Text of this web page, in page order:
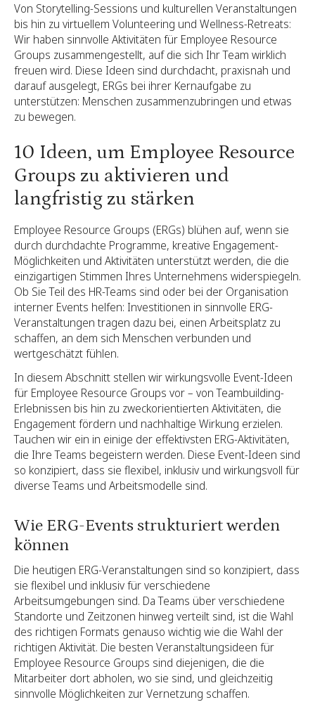
Von Storytelling-Sessions und kulturellen Veranstaltungen
bis hin zu virtuellem Volunteering und Wellness-Retreats:
Wir haben sinnvolle Aktivitäten für Employee Resource
Groups zusammengestellt, auf die sich Ihr Team wirklich
freuen wird. Diese Ideen sind durchdacht, praxisnah und
darauf ausgelegt, ERGs bei ihrer Kernaufgabe zu
unterstützen: Menschen zusammenzubringen und etwas
zu bewegen.
10 Ideen, um Employee Resource
Groups zu aktivieren und
langfristig zu stärken
Employee Resource Groups (ERGs) blühen auf, wenn sie
durch durchdachte Programme, kreative Engagement-
Möglichkeiten und Aktivitäten unterstützt werden, die die
einzigartigen Stimmen Ihres Unternehmens widerspiegeln.
Ob Sie Teil des HR-Teams sind oder bei der Organisation
interner Events helfen: Investitionen in sinnvolle ERG-
Veranstaltungen tragen dazu bei, einen Arbeitsplatz zu
schaffen, an dem sich Menschen verbunden und
wertgeschätzt fühlen.
In diesem Abschnitt stellen wir wirkungsvolle Event-Ideen
für Employee Resource Groups vor – von Teambuilding-
Erlebnissen bis hin zu zweckorientierten Aktivitäten, die
Engagement fördern und nachhaltige Wirkung erzielen.
Tauchen wir ein in einige der effektivsten ERG-Aktivitäten,
die Ihre Teams begeistern werden. Diese Event-Ideen sind
so konzipiert, dass sie flexibel, inklusiv und wirkungsvoll für
diverse Teams und Arbeitsmodelle sind.
Wie ERG-Events strukturiert werden
können
Die heutigen ERG-Veranstaltungen sind so konzipiert, dass
sie flexibel und inklusiv für verschiedene
Arbeitsumgebungen sind. Da Teams über verschiedene
Standorte und Zeitzonen hinweg verteilt sind, ist die Wahl
des richtigen Formats genauso wichtig wie die Wahl der
richtigen Aktivität. Die besten Veranstaltungsideen für
Employee Resource Groups sind diejenigen, die die
Mitarbeiter dort abholen, wo sie sind, und gleichzeitig
sinnvolle Möglichkeiten zur Vernetzung schaffen.